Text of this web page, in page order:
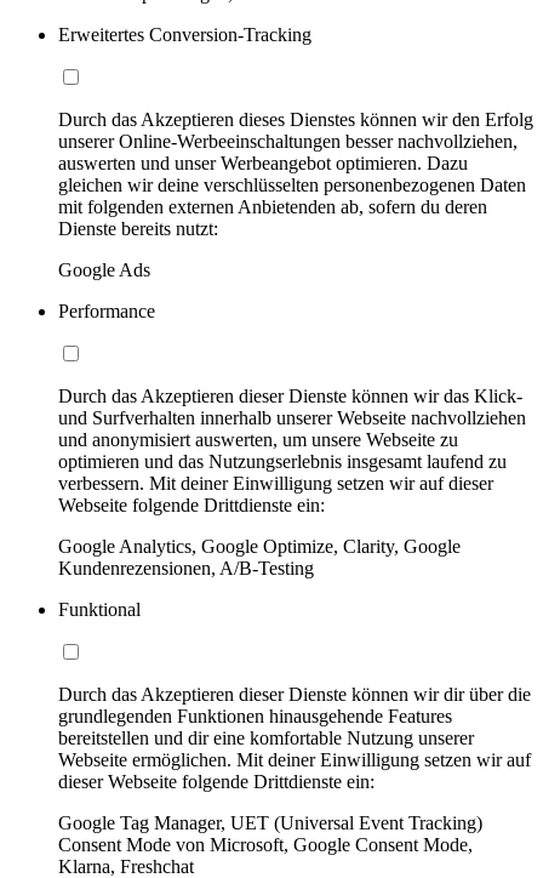
Erweitertes Conversion-Tracking
Durch das Akzeptieren dieses Dienstes können wir den Erfolg
unserer Online-Werbeeinschaltungen besser nachvollziehen,
auswerten und unser Werbeangebot optimieren. Dazu
gleichen wir deine verschlüsselten personenbezogenen Daten
mit folgenden externen Anbietenden ab, sofern du deren
Dienste bereits nutzt:
Google Ads
Performance
Durch das Akzeptieren dieser Dienste können wir das Klick-
und Surfverhalten innerhalb unserer Webseite nachvollziehen
und anonymisiert auswerten, um unsere Webseite zu
optimieren und das Nutzungserlebnis insgesamt laufend zu
verbessern. Mit deiner Einwilligung setzen wir auf dieser
Webseite folgende Drittdienste ein:
Google Analytics, Google Optimize, Clarity, Google
Kundenrezensionen, A/B-Testing
Funktional
Durch das Akzeptieren dieser Dienste können wir dir über die
grundlegenden Funktionen hinausgehende Features
bereitstellen und dir eine komfortable Nutzung unserer
Webseite ermöglichen. Mit deiner Einwilligung setzen wir auf
dieser Webseite folgende Drittdienste ein:
Google Tag Manager, UET (Universal Event Tracking)
Consent Mode von Microsoft, Google Consent Mode,
Klarna, Freshchat